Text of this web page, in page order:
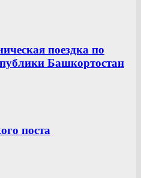
поездка по
Башкортостан
поста